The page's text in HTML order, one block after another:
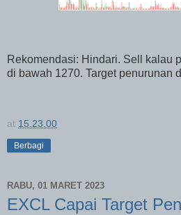
Rekomendasi: Hindari. Sell kalau
di bawah 1270. Target penurunan
at 15.23.00
Berbagi
RABU, 01 MARET 2023
EXCL Capai Target